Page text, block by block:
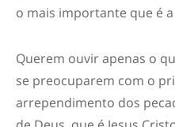
o mais importante que é a
Querem ouvir apenas o
se preocuparem com o
arrependimento dos